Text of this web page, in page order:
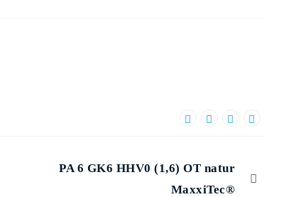
PA 6 GK6 HHV0 (1,6) OT natur
MaxxiTec®